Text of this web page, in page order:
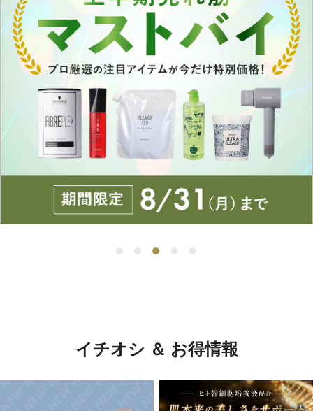
イチオシ ＆ お得情報